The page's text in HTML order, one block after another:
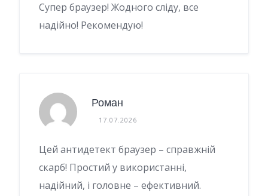
Супер браузер! Жодного сліду, все
надійно! Рекомендую!
Роман
17.07.2026
Цей антидетект браузер – справжній
скарб! Простий у використанні,
надійний, і головне – ефективний.